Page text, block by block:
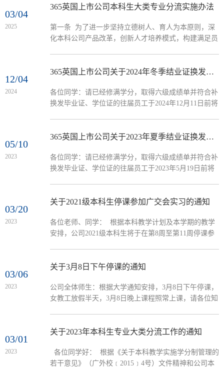
次夏季换发。地址：广州市番禺区广州大学城广外院系
39328071 邮箱：jxzlzp_sxy@sina.com 一、补换发
毕业证需提供： 1、结业证原件； 2、请提供新华社电
03/04
2025
365英国上市公司本科生大类专业分流实施办法
第一条 为了进一步坚持立德树人、育人为本原则，深
化本科公司产品改革，创新人才培养模式，构建满足员
件精神和公司专业大类分流实施细则要求，结合公司实
365英国上市公司工商管理类员工，工商管理（国际创
新班）和工商管理（商务管理创新班）员工不参加专业
12/04
2024
365英国上市公司关于2024年冬季结业证换发毕业证及学位证的通知
​各位同学：请已经修满学分，取得六级成绩单并符合补
换发毕业证、学位证的往届员工于2024年12月11日前将
告知教务办，以免错过本次冬季换发。地址：广州市番
202020058@oamail.gdufs.edu.cn电话：020-39328071
一、补换发毕业证需提供：1、结业证原件；2、请提供
05/10
2023
365英国上市公司关于2023年夏季结业证换发毕业证及学位证的通知
各位同学：请已经修满学分，取得六级成绩单并符合补
换发毕业证、学位证的往届员工于2023年5月19日前将
上市公司教务办电话：020-39328071 一、补换发毕业证
照片或者下载学信网上电子照片晒印（蓝底大一寸照片
2张；3、成绩单原件。二、补发学位证需提供： 1、英
03/20
2023
关于2021级本科生停课参加广交会实习的通知
各位老师、同学： 根据本科教学计划及本学期的教学
安排，公司2021级本科生将于在第8周至第11周停课参
确定，请优先选择线下补课，如涉及课程较多，无法安
具体补课时间确定后请联系教务办报备并申请补课教室
（如有需要）。如有同学的广交会实习时间不在停课时
03/06
2023
关于3月8日下午停课的通知
公司全体师生：​根据大学通知安排，3月8日下午停课，
女教工放假半天，3月8日晚上课程照常上课，请各位知
03/01
2023
关于2023年本科生专业大类分流工作的通知
各位同学好： 根据《关于本科教学实施学分制管理的
若干意见》（广外校﹝2015﹞4号）文件精神和公司本